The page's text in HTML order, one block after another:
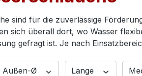
sind für die zuverlässige
sich überall dort, wo Wasser
gefragt ist. Je nach
Außen-Ø Länge